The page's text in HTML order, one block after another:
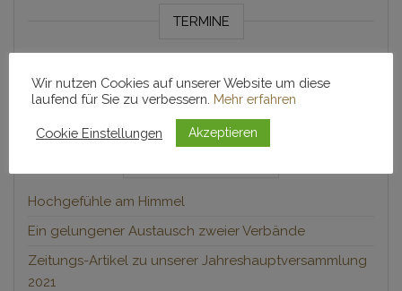
TERMINE
VereinsApp.
Hochgefühle am Himmel
Ein gelungener Austausch zweier Verbände
Zeitungs-Artikel zu unserer Jahreshauptversammlung
2021
Wir nutzen Cookies auf unserer Website um diese
laufend für Sie zu verbessern. Mehr erfahren
Cookie Einstellungen Akzeptieren